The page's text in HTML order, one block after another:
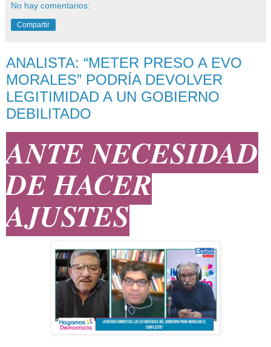
No hay comentarios:
Compartir
ANALISTA: “METER PRESO A EVO
MORALES” PODRÍA DEVOLVER
LEGITIMIDAD A UN GOBIERNO
DEBILITADO
ANTE NECESIDAD
DE HACER
AJUSTES